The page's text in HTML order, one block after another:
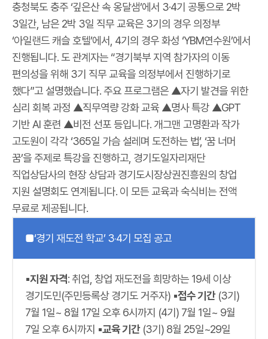
충청북도 충주 ‘깊은산 속 옹달샘’에서 3·4기 공통으로 2박
3일간, 남은 2박 3일 직무 교육은 3기의 경우 의정부
‘아일랜드 캐슬 호텔’에서, 4기의 경우 화성 ‘YBM연수원’에서
진행됩니다. 도 관계자는 “경기북부 지역 참가자의 이동
편의성을 위해 3기 직무 교육을 의정부에서 진행하기로
했다”고 설명했습니다. 주요 프로그램은 ▲자기 발견을 위한
심리 회복 과정 ▲직무역량 강화 교육 ▲명사 특강 ▲GPT
기반 AI 훈련 ▲비전 선포 등입니다. 개그맨 고명환과 작가
고도원이 각각 ‘365일 가슴 설레며 도전하는 법’, ‘꿈 너머
꿈’을 주제로 특강을 진행하고, 경기도일자리재단
직업상담사의 현장 상담과 경기도시장상권진흥원의 창업
지원 설명회도 연계됩니다. 이 모든 교육과 숙식비는 전액
무료로 제공됩니다.
■‘경기 재도전 학교’ 3‧4기 모집 공고
▪지원 자격: 취업, 창업 재도전을 희망하는 19세 이상
경기도민(주민등록상 경기도 거주자) ▪접수 기간(3기)
7월 1일~ 8월 17일 오후 6시까지 (4기) 7월 1일~ 9월
7일 오후 6시까지 ▪교육 기간(3기) 8월 25일~29일